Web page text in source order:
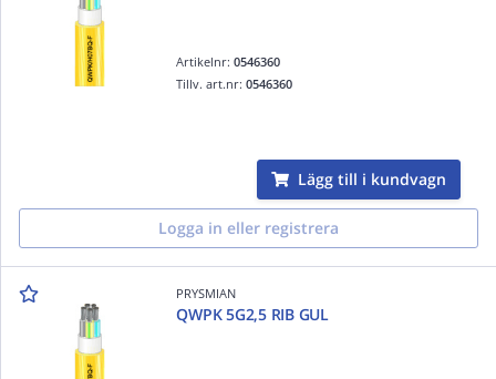
Artikelnr:0546360
Tillv. art.nr:0546360
Lägg till i kundvagn
Logga in eller registrera
PRYSMIAN
QWPK 5G2,5 RIB GUL